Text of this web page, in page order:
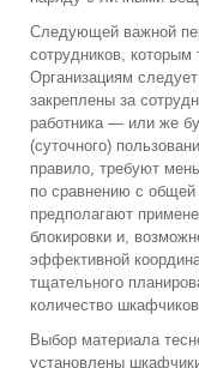
Следующей важной
сотрудников,
Организациям
закреплены за
работника — или же
(суточного)
правило, требуют
по сравнению с
предполагают
блокировки и,
эффективной
тщательного
количество
Выбор материала
установлены